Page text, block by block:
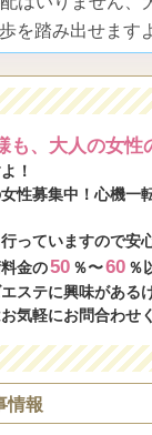
を踏み出せます
も、大人の女性
！
性募集中！心機一
っていますので安
金の50 ％〜60 ％
エステに興味がある
気軽にお問合わせ
情報